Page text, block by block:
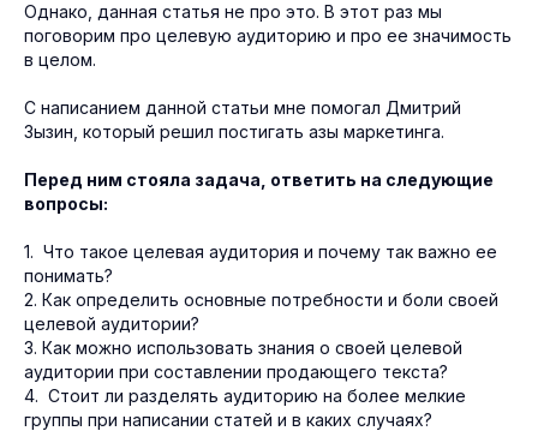
Однако, данная статья не про это. В этот раз мы
поговорим про целевую аудиторию и про ее значимость
в целом.
С написанием данной статьи мне помогал Дмитрий
Зызин, который решил постигать азы маркетинга.
Перед ним стояла задача, ответить на следующие
вопросы:
1. Что такое целевая аудитория и почему так важно ее
понимать?
2. Как определить основные потребности и боли своей
целевой аудитории?
3. Как можно использовать знания о своей целевой
аудитории при составлении продающего текста?
4. Стоит ли разделять аудиторию на более мелкие
группы при написании статей и в каких случаях?